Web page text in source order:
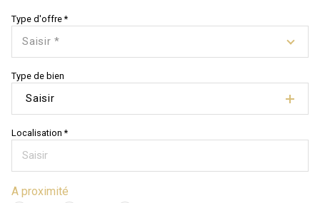
Type d'offre *
Saisir *
Type de bien
Saisir
Localisation *
A proximité